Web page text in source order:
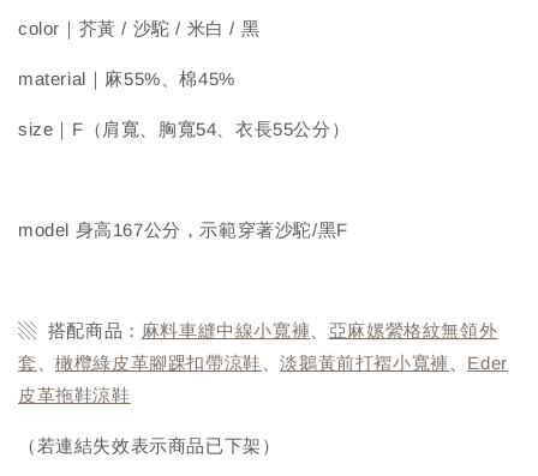
color｜芥黃 / 沙駝 / 米白 / 黑
material｜麻55%、棉45%
size｜F（肩寬、胸寬54、衣長55公分）
model 身高167公分，示範穿著沙駝/黑F
▧ 搭配商品： 麻料車縫中線小寬褲
亞麻嫘縈格紋無領外
套 、橄欖綠皮革腳踝扣帶涼鞋 、淡鵝黃前打褶小寬褲
Eder
皮革拖鞋涼鞋
（若連結失效表示商品已下架）